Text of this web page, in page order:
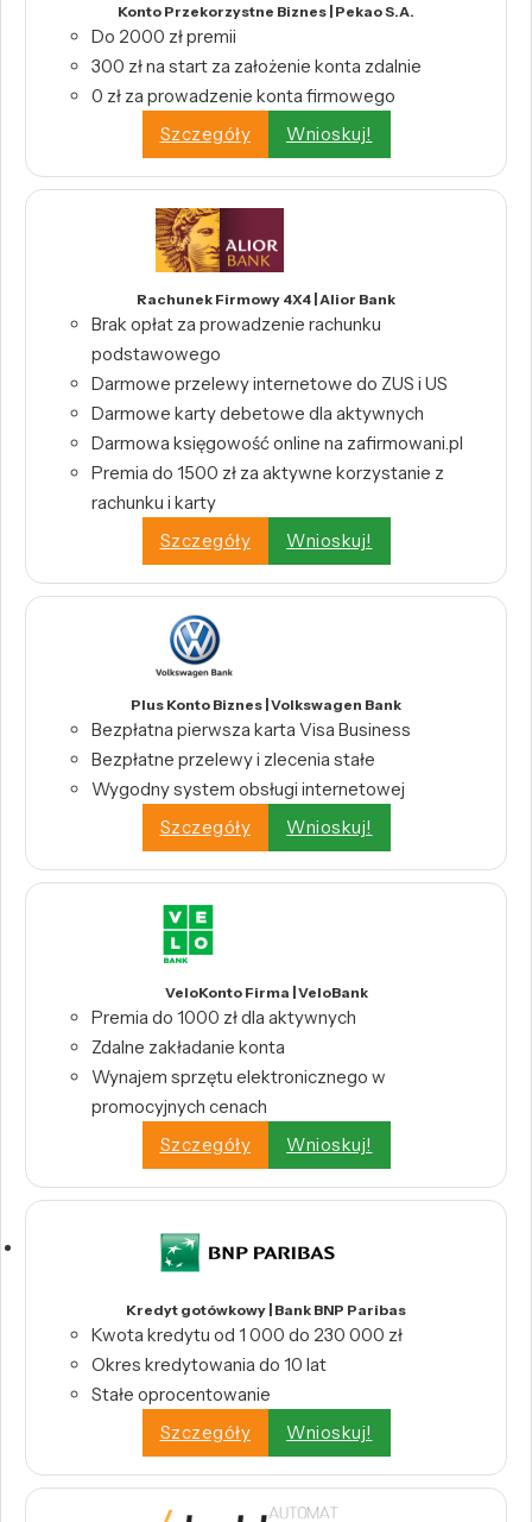
Konto Przekorzystne Biznes | Pekao S.A.
Do 2000 zł premii
300 zł na start za założenie konta zdalnie
0 zł za prowadzenie konta firmowego
Szczegóły
Wnioskuj!
Rachunek Firmowy 4X4 | Alior Bank
Brak opłat za prowadzenie rachunku
podstawowego
Darmowe przelewy internetowe do ZUS i US
Darmowe karty debetowe dla aktywnych
Darmowa księgowość online na zafirmowani.pl
Premia do 1500 zł za aktywne korzystanie z
rachunku i karty
Szczegóły
Wnioskuj!
Plus Konto Biznes | Volkswagen Bank
Bezpłatna pierwsza karta Visa Business
Bezpłatne przelewy i zlecenia stałe
Wygodny system obsługi internetowej
Szczegóły
Wnioskuj!
VeloKonto Firma | VeloBank
Premia do 1000 zł dla aktywnych
Zdalne zakładanie konta
Wynajem sprzętu elektronicznego w
promocyjnych cenach
Szczegóły
Wnioskuj!
Kredyt gotówkowy | Bank BNP Paribas
Kwota kredytu od 1 000 do 230 000 zł
Okres kredytowania do 10 lat
Stałe oprocentowanie
Szczegóły
Wnioskuj!